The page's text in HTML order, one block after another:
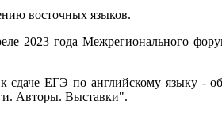
восточных языков.
2023 года Межрегионального
сдаче ЕГЭ по английскому языку -
Авторы. Выставки".